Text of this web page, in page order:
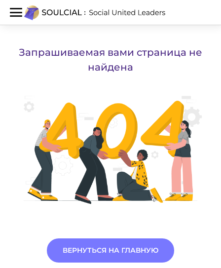
Запрашиваемая вами страница не
найдена
ВЕРНУТЬСЯ НА ГЛАВНУЮ